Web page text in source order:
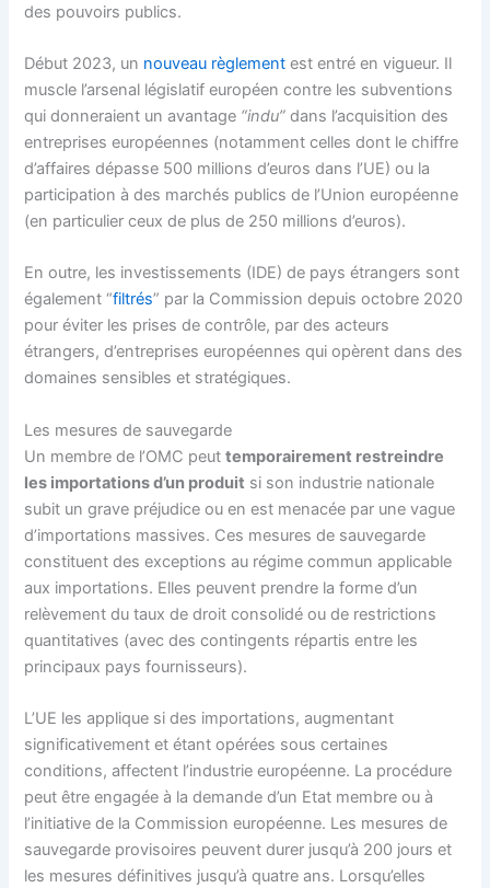
des pouvoirs publics.
Début 2023, un nouveau règlement est entré en vigueur. Il
muscle l’arsenal législatif européen contre les subventions
qui donneraient un avantage “indu” dans l’acquisition des
entreprises européennes (notamment celles dont le chiffre
d’affaires dépasse 500 millions d’euros dans l’UE) ou la
participation à des marchés publics de l’Union européenne
(en particulier ceux de plus de 250 millions d’euros).
En outre, les investissements (IDE) de pays étrangers sont
également “filtrés” par la Commission depuis octobre 2020
pour éviter les prises de contrôle, par des acteurs
étrangers, d’entreprises européennes qui opèrent dans des
domaines sensibles et stratégiques.
Les mesures de sauvegarde
Un membre de l’OMC peuttemporairement restreindre
les importations d’un produit si son industrie nationale
subit un grave préjudice ou en est menacée par une vague
d’importations massives. Ces mesures de sauvegarde
constituent des exceptions au régime commun applicable
aux importations. Elles peuvent prendre la forme d’un
relèvement du taux de droit consolidé ou de restrictions
quantitatives (avec des contingents répartis entre les
principaux pays fournisseurs).
L’UE les applique si des importations, augmentant
significativement et étant opérées sous certaines
conditions, affectent l’industrie européenne. La procédure
peut être engagée à la demande d’un Etat membre ou à
l’initiative de la Commission européenne. Les mesures de
sauvegarde provisoires peuvent durer jusqu’à 200 jours et
les mesures définitives jusqu’à quatre ans. Lorsqu’elles